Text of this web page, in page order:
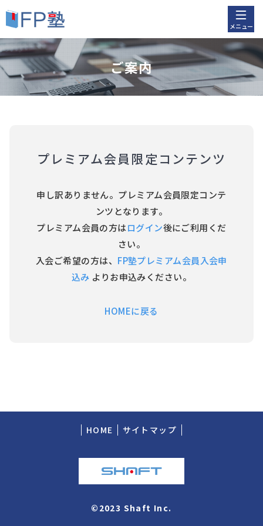
メニュー
ご案内
プレミアム会員限定コンテンツ
申し訳ありません。プレミアム会員限定コンテ
ンツとなります。
プレミアム会員の方はログイン後にご利用くだ
さい。
入会ご希望の方は、 FP塾プレミアム会員入会申
込み よりお申込みください。
HOMEに戻る
HOME サイトマップ
©2023 Shaft Inc.